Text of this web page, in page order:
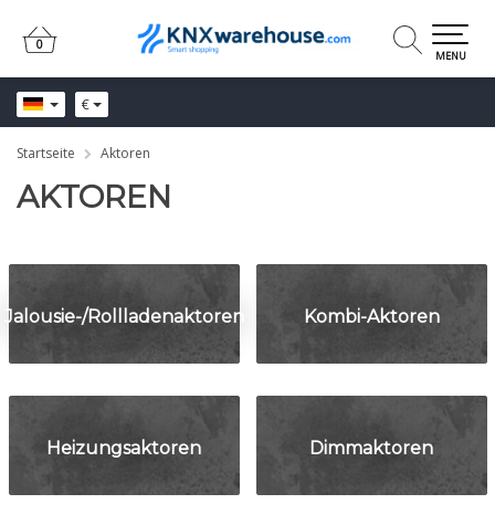
€
0
0
MENU
Startseite Aktoren
AKTOREN
Jalousie-/Rollladenaktoren Kombi-Aktoren
Heizungsaktoren Dimmaktoren